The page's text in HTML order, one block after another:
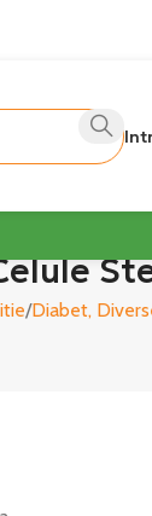
Diabet,